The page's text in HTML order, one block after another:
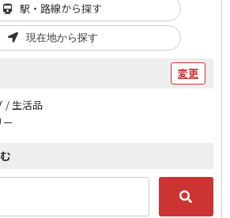
駅・路線から探す
現在地から探す
変更
/ 生活品